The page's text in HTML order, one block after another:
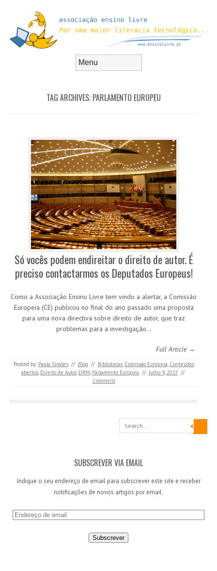
TAG ARCHIVES: PARLAMENTO EUROPEU
Só vocês podem endireitar o direito de autor. É
preciso contactarmos os Deputados Europeus!
Como a Associação Ensino Livre tem vindo a alertar, a Comissão
Europeia (CE) publicou no final do ano passado uma proposta
para uma nova directiva sobre direito de autor, que traz
problemas para a investigação…
Full Article →
Posted by: Paula Simões // Blog // Bibliotecas, Comissão Europeia, Conteúdos
abertos, Direito de Autor, DRM, Parlamento Europeu // Julho 9, 2017 //
Comment
Search
SUBSCREVER VIA EMAIL
Indique o seu endereço de email para subscrever este site e receber
notificações de novos artigos por email.
E